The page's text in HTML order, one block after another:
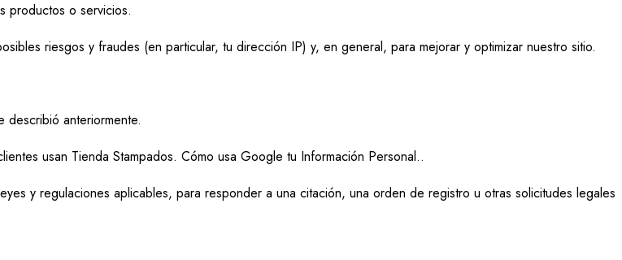
productos o servicios.
riesgos y fraudes (en particular, tu dirección IP) y, en general, para mejorar y optimizar nuestro sitio.
describió anteriormente.
usan Tienda Stampados. Cómo usa Google tu Información Personal..
y regulaciones aplicables, para responder a una citación, una orden de registro u otras solicitudes legales